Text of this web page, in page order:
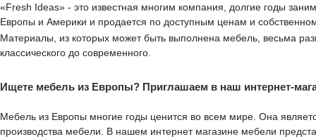
«Fresh Ideas» - это известная многим компания, долгие годы
Европы и Америки и продается по доступным ценам и
Материалы, из которых может быть выполнена мебель, весьма
классического до современного.
Ищете мебель из Европы? Приглашаем в наш интернет-
Мебель из Европы многие годы ценится во всем мире. Она
производства мебели. В нашем интернет магазине мебели